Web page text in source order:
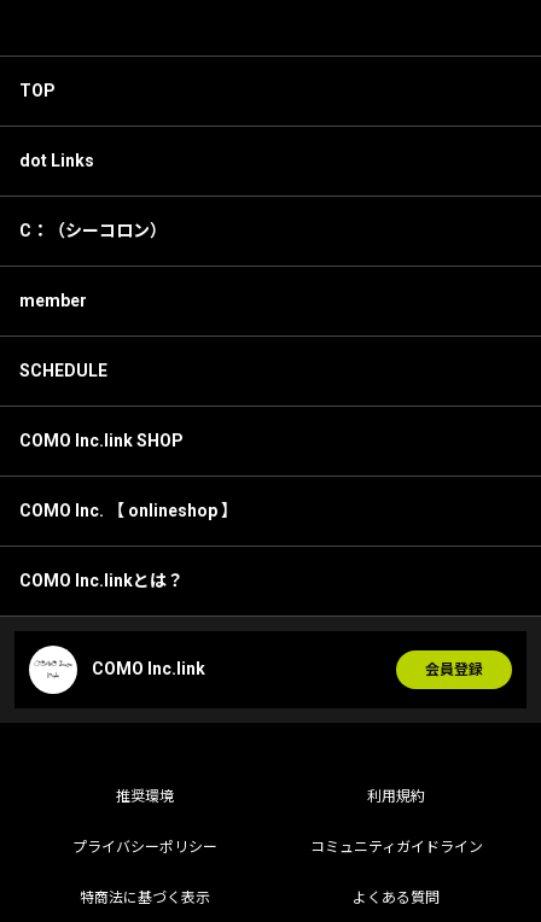
TOP
dot Links
C：（シーコロン）
member
SCHEDULE
COMO Inc.link SHOP
COMO Inc. 【 onlineshop 】
COMO Inc.linkとは？
COMO Inc.link 会員登録
推奨環境 利用規約
プライバシーポリシー コミュニティガイドライン
特商法に基づく表示 よくある質問